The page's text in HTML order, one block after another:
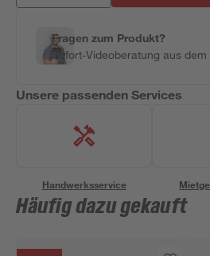
Fragen zum Produkt?
Sofort-Videoberatung aus
Unsere passenden Services
Handwerksservice
Häufig dazu gekauft